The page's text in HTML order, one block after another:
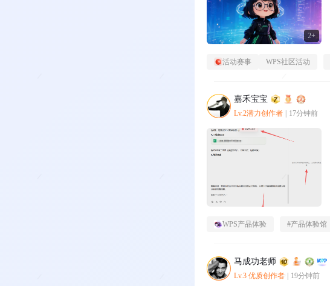
2+
活动赛事 WPS社区活动
嘉禾宝宝
Lv.2潜力创作者 17分钟前
WPS产品体验 #产品体验馆
马成功老师
Lv.3 优质创作者 19分钟前